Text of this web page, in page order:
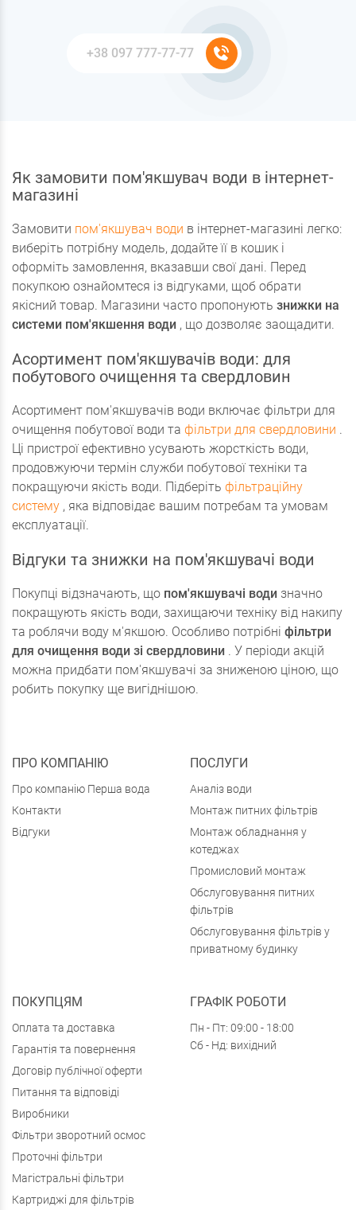
Як замовити пом'якшувач води в інтернет-
магазині
Замовити пом'якшувач води в інтернет-магазині легко:
виберіть потрібну модель, додайте її в кошик і
оформіть замовлення, вказавши свої дані. Перед
покупкою ознайомтеся із відгуками, щоб обрати
якісний товар. Магазини часто пропонують знижки на
системи пом'якшення води , що дозволяє заощадити.
Асортимент пом'якшувачів води: для
побутового очищення та свердловин
Асортимент пом'якшувачів води включає фільтри для
очищення побутової води та фільтри для свердловини .
Ці пристрої ефективно усувають жорсткість води,
продовжуючи термін служби побутової техніки та
покращуючи якість води. Підберіть фільтраційну
систему , яка відповідає вашим потребам та умовам
експлуатації.
Відгуки та знижки на пом'якшувачі води
Покупці відзначають, що пом'якшувачі води значно
покращують якість води, захищаючи техніку від накипу
та роблячи воду м'якшою. Особливо потрібні фільтри
для очищення води зі свердловини . У періоди акцій
можна придбати пом'якшувачі за зниженою ціною, що
робить покупку ще вигіднішою.
ПРО КОМПАНІЮ
Про компанію Перша вода
Контакти
Відгуки
ПОСЛУГИ
Аналіз води
Монтаж питних фільтрів
Монтаж обладнання у
котеджах
Промисловий монтаж
Обслуговування питних
фільтрів
Обслуговування фільтрів у
приватному будинку
ПОКУПЦЯМ
Оплата та доставка
Гарантія та повернення
Договір публічної оферти
Питання та відповіді
Виробники
Фільтри зворотний осмос
Проточні фільтри
Магістральні фільтри
Картриджі для фільтрів
ГРАФІК РОБОТИ
Пн - Пт: 09:00 - 18:00
Сб - Нд: вихідний